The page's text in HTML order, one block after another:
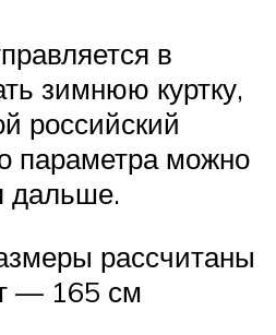
в
зимнюю куртку,
российский
параметра можно
дальше.
рассчитаны
— 165 см